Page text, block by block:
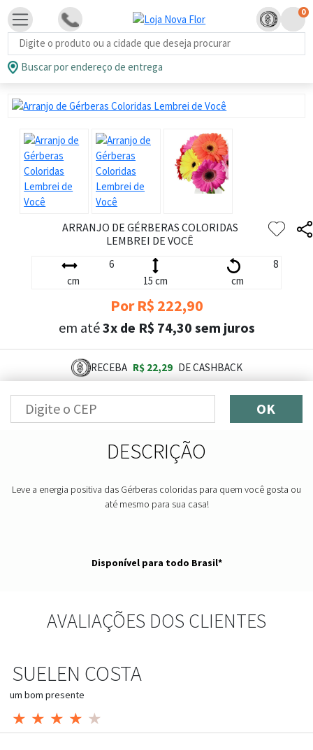
Busca de produtos
0
Buscar por endereço de entrega
ARRANJO DE GÉRBERAS COLORIDAS
LEMBREI DE VOCÊ
6
cm
15 cm
8
cm
Por R$ 222,90
em até3x de R$ 74,30 sem juros
RECEBA R$ 22,29 DE CASHBACK
OK
DESCRIÇÃO
Leve a energia positiva das Gérberas coloridas para quem você gosta ou
até mesmo para sua casa!
Disponível para todo Brasil*
AVALIAÇÕES DOS CLIENTES
SUELEN COSTA
um bom presente
★ ★ ★ ★ ★